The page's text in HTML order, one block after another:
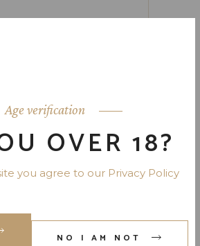
Age verification
OVER 18?
you agree to our Privacy Policy
NO I AM NOT
name, email, and website